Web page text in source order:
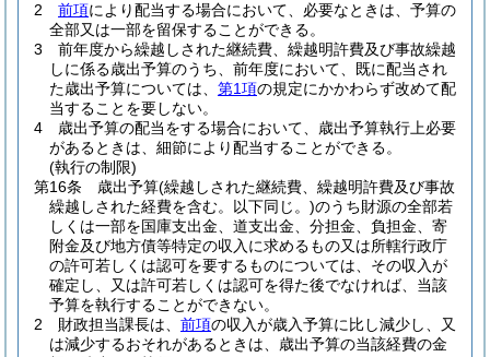
2
前項により配当する場合において、必要なときは、予算の
全部又は一部を留保することができる。
3
前年度から繰越しされた継続費、繰越明許費及び事故繰越
しに係る歳出予算のうち、前年度において、既に配当され
た歳出予算については、 第1項の規定にかかわらず改めて配
当することを要しない。
4
歳出予算の配当をする場合において、歳出予算執行上必要
があるときは、細節により配当することができる。
(執行の制限)
第16条
歳出予算(繰越しされた継続費、繰越明許費及び事故
繰越しされた経費を含む。以下同じ。)のうち財源の全部若
しくは一部を国庫支出金、道支出金、分担金、負担金、寄
附金及び地方債等特定の収入に求めるもの又は所轄行政庁
の許可若しくは認可を要するものについては、その収入が
確定し、又は許可若しくは認可を得た後でなければ、当該
予算を執行することができない。
2
財政担当課長は、 前項の収入が歳入予算に比し減少し、又
は減少するおそれがあるときは、歳出予算の当該経費の金